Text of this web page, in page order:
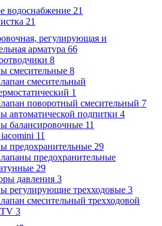
водоснабжение 21
21
регулирующая и
арматура 66
8
cмесительные 8
cмесительный
1
поворотный cмесительный 7
автоматической подпитки 4
балансировочные 11
11
предохранительные 29
предохранительные
29
давления 3
регулирующие трехходовые 3
смесительный трехходовой
3